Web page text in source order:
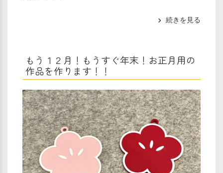
chevron_right 続きを見る
もう１２月！もうすぐ年末！お正月用の
作品を作ります！！